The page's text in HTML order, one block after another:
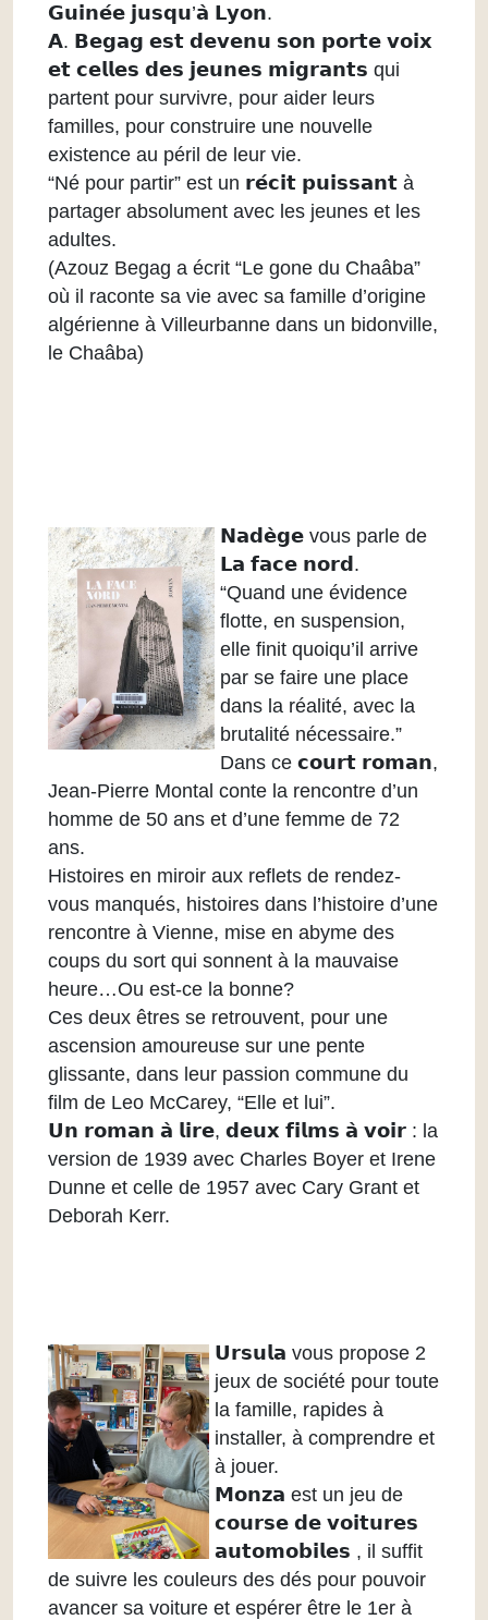
𝗚𝘂𝗶𝗻𝗲́𝗲 𝗷𝘂𝘀𝗾𝘂’𝗮̀ 𝗟𝘆𝗼𝗻.
𝗔. 𝗕𝗲𝗴𝗮𝗴 𝗲𝘀𝘁 𝗱𝗲𝘃𝗲𝗻𝘂 𝘀𝗼𝗻 𝗽𝗼𝗿𝘁𝗲 𝘃𝗼𝗶𝘅
𝗲𝘁 𝗰𝗲𝗹𝗹𝗲𝘀 𝗱𝗲𝘀 𝗷𝗲𝘂𝗻𝗲𝘀 𝗺𝗶𝗴𝗿𝗮𝗻𝘁𝘀 qui
partent pour survivre, pour aider leurs
familles, pour construire une nouvelle
existence au péril de leur vie.
“Né pour partir” est un 𝗿𝗲́𝗰𝗶𝘁 𝗽𝘂𝗶𝘀𝘀𝗮𝗻𝘁 à
partager absolument avec les jeunes et les
adultes.
(Azouz Begag a écrit “Le gone du Chaâba”
où il raconte sa vie avec sa famille d’origine
algérienne à Villeurbanne dans un bidonville,
le Chaâba)
𝗡𝗮𝗱𝗲̀𝗴𝗲 vous parle de
𝗟𝗮 𝗳𝗮𝗰𝗲 𝗻𝗼𝗿𝗱.
“Quand une évidence
flotte, en suspension,
elle finit quoiqu’il arrive
par se faire une place
dans la réalité, avec la
brutalité nécessaire.”
Dans ce 𝗰𝗼𝘂𝗿𝘁 𝗿𝗼𝗺𝗮𝗻,
Jean-Pierre Montal conte la rencontre d’un
homme de 50 ans et d’une femme de 72
ans.
Histoires en miroir aux reflets de rendez-
vous manqués, histoires dans l’histoire d’une
rencontre à Vienne, mise en abyme des
coups du sort qui sonnent à la mauvaise
heure…Ou est-ce la bonne?
Ces deux êtres se retrouvent, pour une
ascension amoureuse sur une pente
glissante, dans leur passion commune du
film de Leo McCarey, “Elle et lui”.
𝗨𝗻 𝗿𝗼𝗺𝗮𝗻 𝗮̀ 𝗹𝗶𝗿𝗲, 𝗱𝗲𝘂𝘅 𝗳𝗶𝗹𝗺𝘀 𝗮̀ 𝘃𝗼𝗶𝗿 : la
version de 1939 avec Charles Boyer et Irene
Dunne et celle de 1957 avec Cary Grant et
Deborah Kerr.
𝗨𝗿𝘀𝘂𝗹𝗮 vous propose 2
jeux de société pour toute
la famille, rapides à
installer, à comprendre et
à jouer.
𝗠𝗼𝗻𝘇𝗮 est un jeu de
𝗰𝗼𝘂𝗿𝘀𝗲 𝗱𝗲 𝘃𝗼𝗶𝘁𝘂𝗿𝗲𝘀
𝗮𝘂𝘁𝗼𝗺𝗼𝗯𝗶𝗹𝗲𝘀 , il suffit
de suivre les couleurs des dés pour pouvoir
avancer sa voiture et espérer être le 1er à